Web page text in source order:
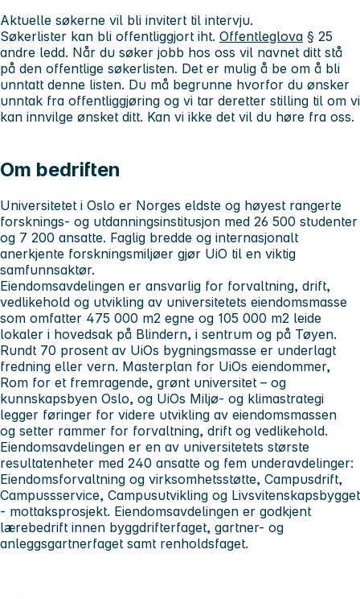
Aktuelle søkerne vil bli invitert til intervju.
Søkerlister kan bli offentliggjort iht. Offentleglova § 25
andre ledd. Når du søker jobb hos oss vil navnet ditt stå
på den offentlige søkerlisten. Det er mulig å be om å bli
unntatt denne listen. Du må begrunne hvorfor du ønsker
unntak fra offentliggjøring og vi tar deretter stilling til om vi
kan innvilge ønsket ditt. Kan vi ikke det vil du høre fra oss.
Om bedriften
Universitetet i Oslo er Norges eldste og høyest rangerte
forsknings- og utdanningsinstitusjon med 26 500 studenter
og 7 200 ansatte. Faglig bredde og internasjonalt
anerkjente forskningsmiljøer gjør UiO til en viktig
samfunnsaktør.
Eiendomsavdelingen er ansvarlig for forvaltning, drift,
vedlikehold og utvikling av universitetets eiendomsmasse
som omfatter 475 000 m2 egne og 105 000 m2 leide
lokaler i hovedsak på Blindern, i sentrum og på Tøyen.
Rundt 70 prosent av UiOs bygningsmasse er underlagt
fredning eller vern. Masterplan for UiOs eiendommer,
Rom for et fremragende, grønt universitet – og
kunnskapsbyen Oslo, og UiOs Miljø- og klimastrategi
legger føringer for videre utvikling av eiendomsmassen
og setter rammer for forvaltning, drift og vedlikehold.
Eiendomsavdelingen er en av universitetets største
resultatenheter med 240 ansatte og fem underavdelinger:
Eiendomsforvaltning og virksomhetsstøtte, Campusdrift,
Campussservice, Campusutvikling og Livsvitenskapsbygget
- mottaksprosjekt. Eiendomsavdelingen er godkjent
lærebedrift innen byggdrifterfaget, gartner- og
anleggsgartnerfaget samt renholdsfaget.